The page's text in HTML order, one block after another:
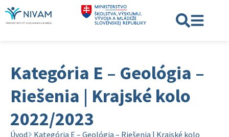
Kategória E – Geológia –
Riešenia | Krajské kolo
2022/2023
Úvod
Kategória E – Geológia – Riešenia | Krajské kolo